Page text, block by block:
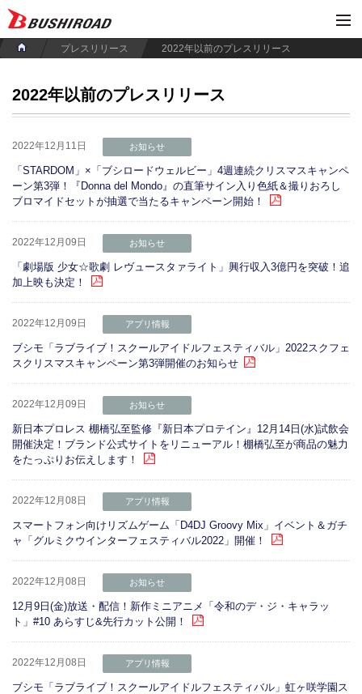
プレスリリース 2022年以前のプレスリリース
2022年以前のプレスリリース
2022年12月11日 お知らせ
「STARDOM」×「ブシロードウェルビー」4週連続クリスマスキャンペ
ーン第3弾！『Donna del Mondo』の直筆サイン入り色紙＆撮りおろし
ブロマイドセットが抽選で当たるキャンペーン開始！
2022年12月09日 お知らせ
「劇場版 少女☆歌劇 レヴュースタァライト」興行収入3億円を突破！追
加上映も決定！
2022年12月09日 アプリ情報
ブシモ「ラブライブ！スクールアイドルフェスティバル」2022スクフェ
スクリスマスキャンペーン第3弾開催のお知らせ
2022年12月09日 お知らせ
新日本プロレス 棚橋弘至監修『新日本プロテイン』12月14日(水)試飲会
開催決定！ブランド公式サイトをリニューアル！棚橋弘至が商品の魅力
をたっぷりお伝えします！
2022年12月08日 アプリ情報
スマートフォン向けリズムゲーム「D4DJ Groovy Mix」イベント＆ガチ
ャ「グルミクウインターフェスティバル2022」開催！
2022年12月08日 お知らせ
12月9日(金)放送・配信！新作ミニアニメ「令和のデ・ジ・キャラッ
ト」#10 あらすじ&先行カット公開！
2022年12月08日 アプリ情報
ブシモ「ラブライブ！スクールアイドルフェスティバル」虹ヶ咲学園ス